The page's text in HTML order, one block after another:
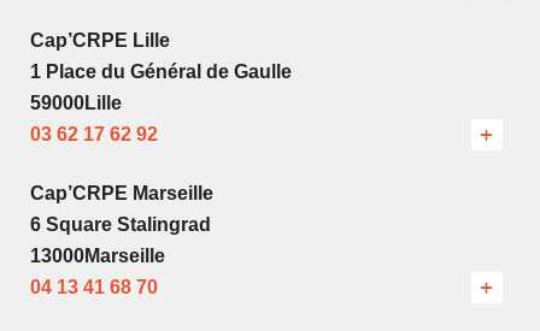
Cap’CRPE Lille
1 Place du Général de Gaulle
59000Lille
03 62 17 62 92
Cap’CRPE Marseille
6 Square Stalingrad
13000Marseille
04 13 41 68 70